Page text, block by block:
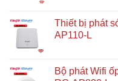
Thiết bị phát
AP110-L
Bộ phát Wifi